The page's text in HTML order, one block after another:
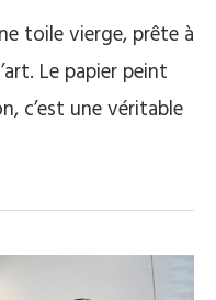
toile vierge, prête à
Le papier peint
c’est une véritable